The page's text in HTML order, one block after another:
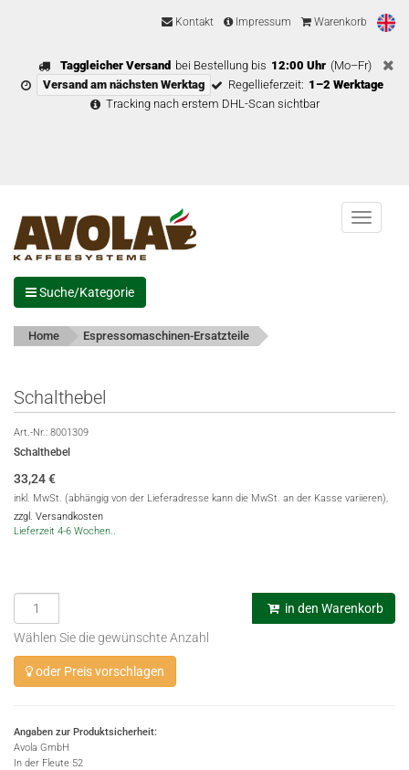
Kontakt Impressum Warenkorb
Taggleicher Versand bei Bestellung bis 12:00 Uhr (Mo–Fr)
Versand am nächsten Werktag
Regellieferzeit: 1–2 Werktage
Tracking nach erstem DHL-Scan sichtbar
Menu
Suche/Kategorie
Home Espressomaschinen-Ersatzteile
Schalthebel
Art.-Nr.: 8001309
Schalthebel
33,24€
inkl. MwSt. (abhängig von der Lieferadresse kann die MwSt. an der Kasse variieren),
zzgl. Versandkosten
Lieferzeit 4-6 Wochen..
in den Warenkorb
Wählen Sie die gewünschte Anzahl
oder Preis vorschlagen
Angaben zur Produktsicherheit:
Avola GmbH
In der Fleute 52